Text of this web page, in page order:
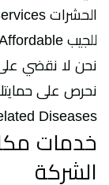
للجيب Affordable.
نحن لا نقضي
Diseases.
خدمات
الشركة